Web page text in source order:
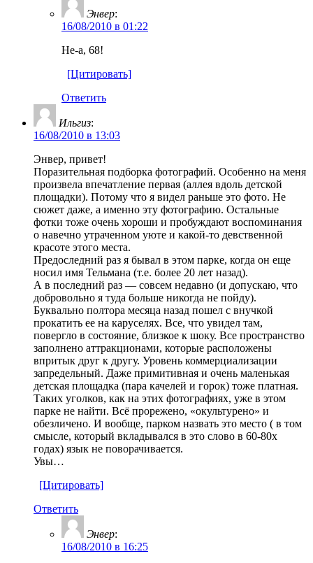
Энвер:
16/08/2010 в 01:22
Не-а, 68!
[Цитировать]
Ответить
Ильгиз:
16/08/2010 в 13:03
Энвер, привет!
Поразительная подборка фотографий. Особенно на меня
произвела впечатление первая (аллея вдоль детской
площадки). Потому что я видел раньше это фото. Не
сюжет даже, а именно эту фотографию. Остальные
фотки тоже очень хороши и пробуждают воспоминания
о навечно утраченном уюте и какой-то девственной
красоте этого места.
Предоследний раз я бывал в этом парке, когда он еще
носил имя Тельмана (т.е. более 20 лет назад).
А в последний раз — совсем недавно (и допускаю, что
добровольно я туда больше никогда не пойду).
Буквально полтора месяца назад пошел с внучкой
прокатить ее на каруселях. Все, что увидел там,
повергло в состояние, близкое к шоку. Все пространство
заполнено аттракционами, которые расположены
впритык друг к другу. Уровень коммерциализации
запредельный. Даже примитивная и очень маленькая
детская площадка (пара качелей и горок) тоже платная.
Таких уголков, как на этих фотографиях, уже в этом
парке не найти. Всё прорежено, «окультурено» и
обезличено. И вообще, парком назвать это место ( в том
смысле, который вкладывался в это слово в 60-80х
годах) язык не поворачивается.
Увы…
[Цитировать]
Ответить
Энвер:
16/08/2010 в 16:25